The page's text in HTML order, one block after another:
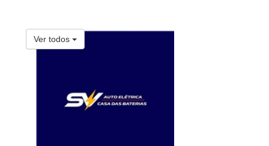
Ver todos